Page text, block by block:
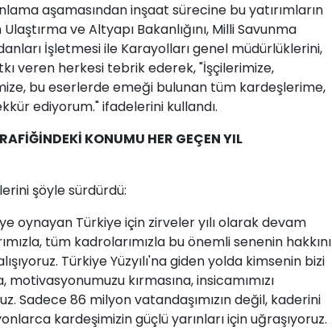
aşamasından inşaat sürecine bu yatırımların
ve Altyapı Bakanlığını, Milli Savunma
İşletmesi ile Karayolları genel müdürlüklerini,
veren herkesi tebrik ederek, "İşçilerimize,
bu eserlerde emeği bulunan tüm kardeşlerime,
ediyorum." ifadelerini kullandı.
KONUMU HER GEÇEN YIL
şöyle sürdürdü:
oynayan Türkiye için zirveler yılı olarak devam
tüm kadrolarımızla bu önemli senenin hakkını
Türkiye Yüzyılı'na giden yolda kimsenin bizi
kırmasına, insicamımızı
Sadece 86 milyon vatandaşımızın değil, kaderini
kardeşimizin güçlü yarınları için uğraşıyoruz.